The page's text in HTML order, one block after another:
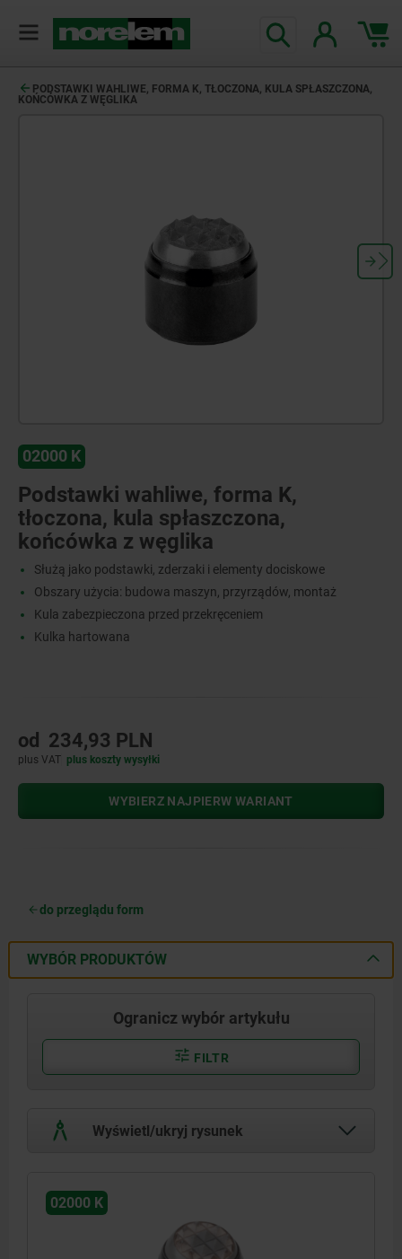
PODSTAWKI WAHLIWE, FORMA K, TŁOCZONA, KULA SPŁASZCZONA,
KOŃCÓWKA Z WĘGLIKA
02000 K
Podstawki wahliwe, forma K,
tłoczona, kula spłaszczona,
końcówka z węglika
Służą jako podstawki, zderzaki i elementy dociskowe
Obszary użycia: budowa maszyn, przyrządów, montaż
Kula zabezpieczona przed przekręceniem
Kulka hartowana
od 234,93 PLN
plus VAT plus koszty wysyłki
WYBIERZ NAJPIERW WARIANT
do przeglądu form
WYBÓR PRODUKTÓW
Ogranicz wybór artykułu
FILTR
Wyświetl/ukryj rysunek
02000 K